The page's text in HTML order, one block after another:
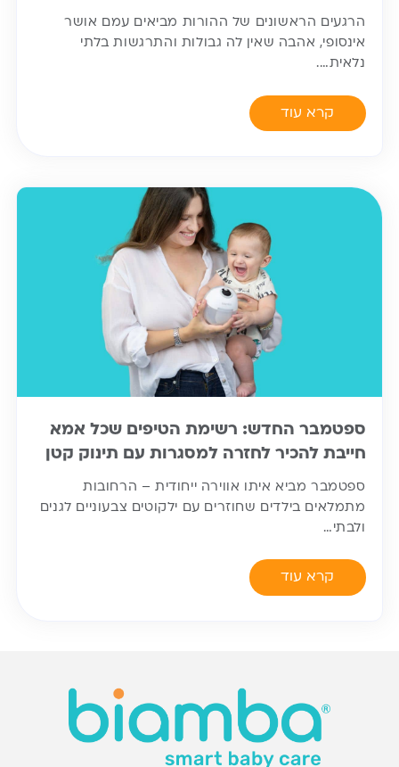
הרגעים הראשונים של ההורות מביאים עמם אושר
אינסופי, אהבה שאין לה גבולות והתרגשות בלתי
נלאית….
קרא עוד
ספטמבר החדש: רשימת הטיפים שכל אמא
חייבת להכיר לחזרה למסגרות עם תינוק קטן
ספטמבר מביא איתו אווירה ייחודית – הרחובות
מתמלאים בילדים שחוזרים עם ילקוטים צבעוניים לגנים
ולבתי…
קרא עוד